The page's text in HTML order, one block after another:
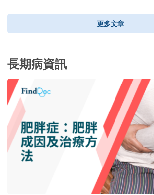
更多文章
長期病資訊